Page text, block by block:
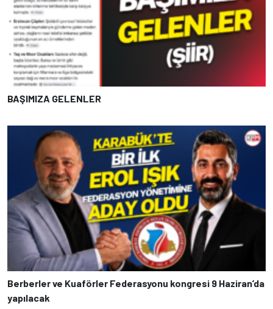
BAŞIMIZA GELENLER
Berberler ve Kuaförler Federasyonu kongresi 9 Haziran’da
yapılacak